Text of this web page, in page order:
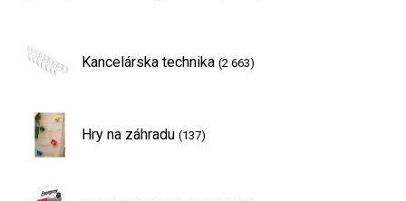
Kancelárska technika (2 663)
Hry na záhradu (137)